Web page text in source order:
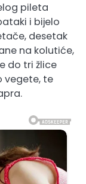
pileta
i bijelo
desetak
na kolutiće,
do tri žlice
vegete, te